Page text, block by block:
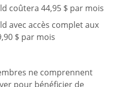
coûtera 44,95 $ par mois
avec accès complet aux
$ par mois
ne comprennent
pour bénéficier de